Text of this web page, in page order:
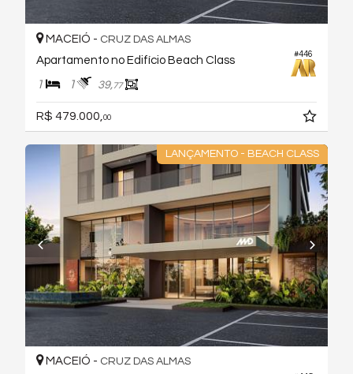
#446
MACEIÓ - CRUZ DAS ALMAS
Apartamento no Edifício Beach Class
1 1 39,77
R$ 479.000, 00
LANÇAMENTO - BEACH CLASS
MACEIÓ - CRUZ DAS ALMAS